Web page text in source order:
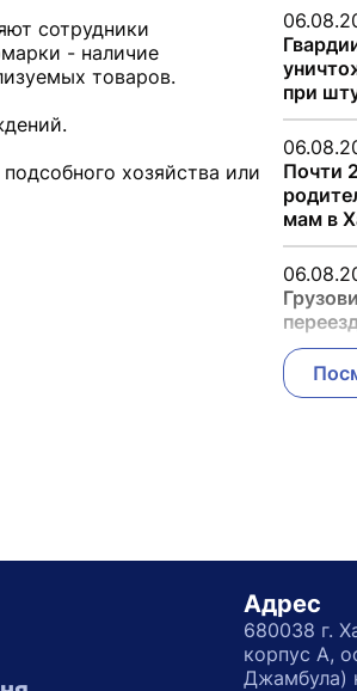
сотрудники
- наличие
товаров.
хозяйства или
при
Почти
мам в
Адрес
680038 г.
корпус А,
Джамбула)